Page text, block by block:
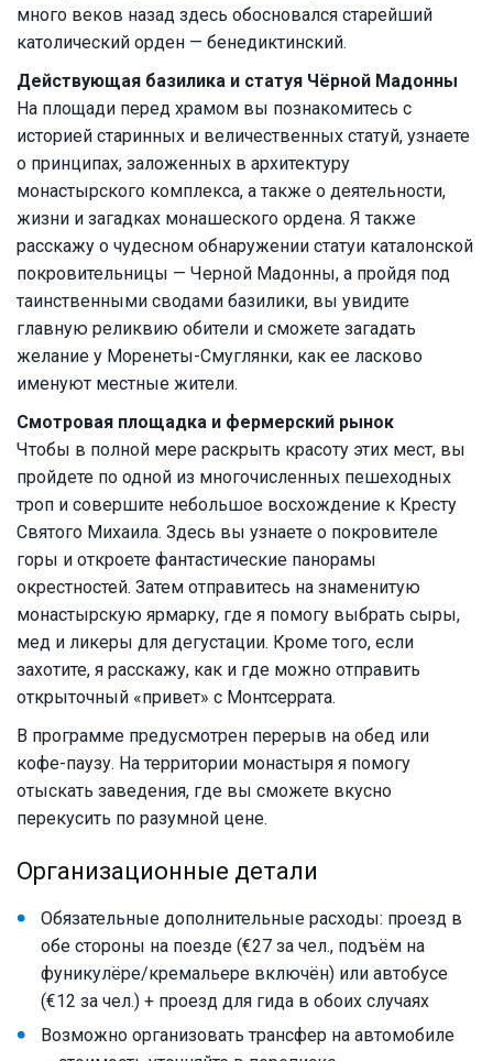
много веков назад здесь обосновался старейший
католический орден — бенедиктинский.
Действующая базилика и статуя Чёрной Мадонны
На площади перед храмом вы познакомитесь с
историей старинных и величественных статуй, узнаете
о принципах, заложенных в архитектуру
монастырского комплекса, а также о деятельности,
жизни и загадках монашеского ордена. Я также
расскажу о чудесном обнаружении статуи каталонской
покровительницы — Черной Мадонны, а пройдя под
таинственными сводами базилики, вы увидите
главную реликвию обители и сможете загадать
желание у Моренеты-Смуглянки, как ее ласково
именуют местные жители.
Смотровая площадка и фермерский рынок
Чтобы в полной мере раскрыть красоту этих мест, вы
пройдете по одной из многочисленных пешеходных
троп и совершите небольшое восхождение к Кресту
Святого Михаила. Здесь вы узнаете о покровителе
горы и откроете фантастические панорамы
окрестностей. Затем отправитесь на знаменитую
монастырскую ярмарку, где я помогу выбрать сыры,
мед и ликеры для дегустации. Кроме того, если
захотите, я расскажу, как и где можно отправить
открыточный «привет» с Монтсеррата.
В программе предусмотрен перерыв на обед или
кофе-паузу. На территории монастыря я помогу
отыскать заведения, где вы сможете вкусно
перекусить по разумной цене.
Организационные детали
Обязательные дополнительные расходы: проезд в
обе стороны на поезде (€27 за чел., подъём на
фуникулёре/кремальере включён) или автобусе
(€12 за чел.) + проезд для гида в обоих случаях
Возможно организовать трансфер на автомобиле